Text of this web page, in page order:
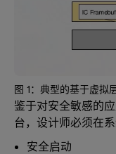
图 1：典型的基于虚拟
鉴于对安全敏感的
台，设计师必须在
安全启动